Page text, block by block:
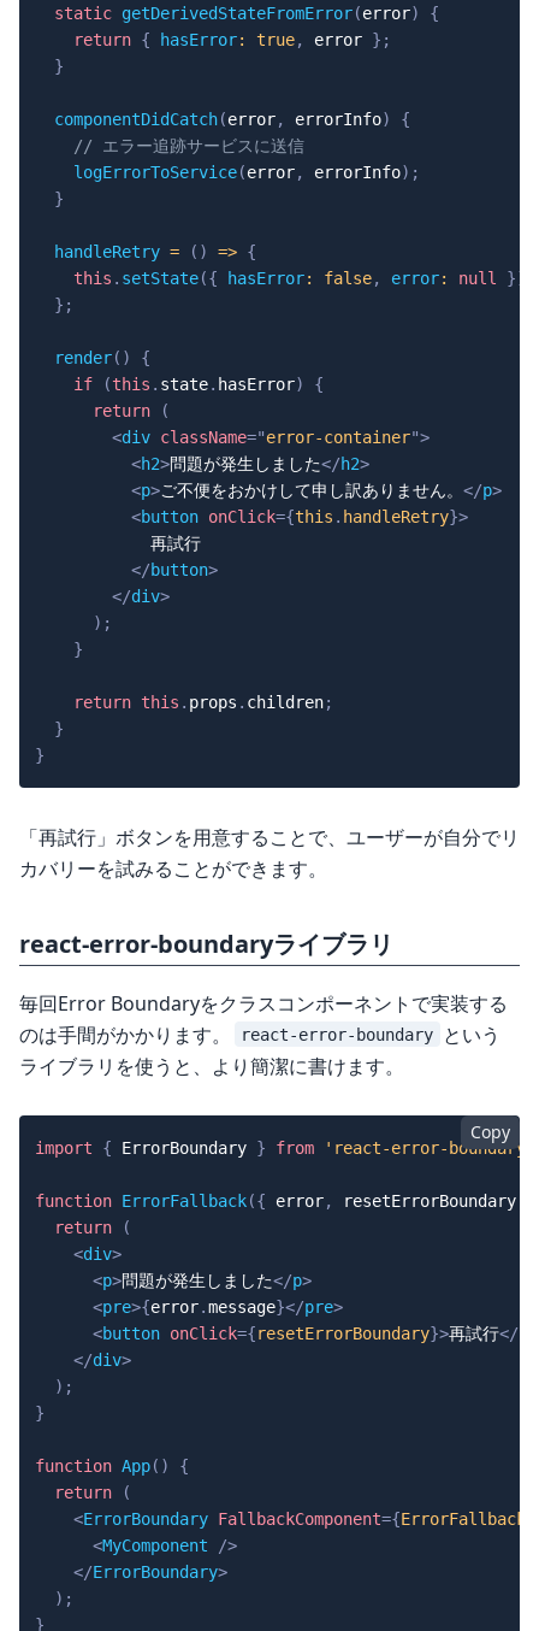
static getDerivedStateFromError(error)
{
return { hasError: true, error } ;
}
componentDidCatch(error, errorInfo)
{
// エラー追跡サービスに送信
logErrorToService(error, errorInfo) ;
}
handleRetry = ( ) => {
this . setState({ hasError: false, error: null })
} ;
render( )
{
if
(this . state. hasError)
{
return
(
<div className="error-container">
<h2>問題が発生しました</h2>
<p>ご不便をおかけして申し訳ありません。 </p>
<button onClick={this . handleRetry}>
            再試行
</button>
</div>
) ;
}
return this . props . children;
}
}
「再試行」ボタンを用意することで、ユーザーが自分でリ
カバリーを試みることができます。
react-error-boundaryライブラリ
毎回Error Boundaryをクラスコンポーネントで実装する
のは手間がかかります。
react-error-boundary
という
ライブラリを使うと、より簡潔に書けます。
Copy
import { ErrorBoundary } from 'react-error-boundary'
function ErrorFallback({ error, resetErrorBoundary
return
(
<div>
<p>問題が発生しました</p>
<pre>{error.message}</pre>
<button onClick={resetErrorBoundary}>再試行</
</div>
) ;
}
function App( )
{
return
(
<ErrorBoundary FallbackComponent={ErrorFallback
<MyComponent
/>
</ErrorBoundary>
) ;
}